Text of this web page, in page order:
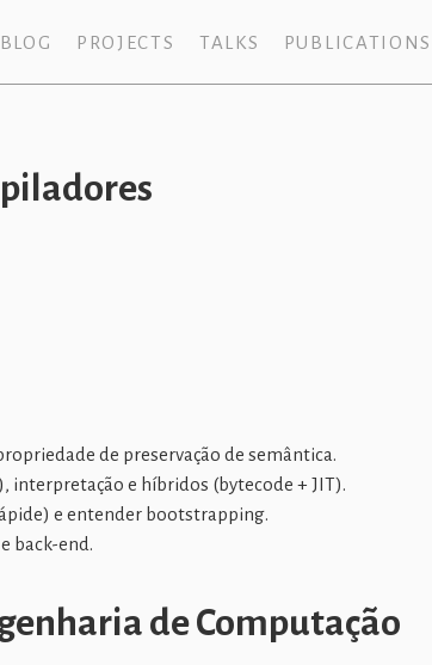
BLOG PROJECTS TALKS PUBLICATIONS
de preservação de semântica.
interpretação e híbridos (bytecode + JIT).
e entender bootstrapping.
back-end.
de Computação